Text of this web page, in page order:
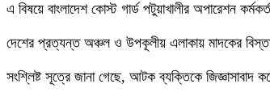
‎এ বিষয়ে বাংলাদেশ কোস্ট গার্ড পটুয়াখালীর অপারেশন
‎দেশের প্রত্যন্ত অঞ্চল ও উপকূলীয় এলাকায় মাদকের
‎সংশ্লিষ্ট সূত্রে জানা গেছে, আটক ব্যক্তিকে জিজ্ঞাসাবাদ